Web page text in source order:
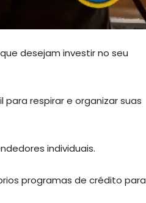
desejam investir no seu
respirar e organizar suas
individuais.
programas de crédito para